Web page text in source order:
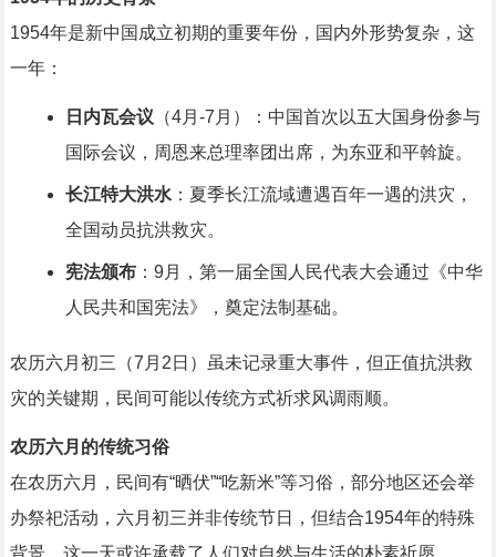
1954年是新中国成立初期的重要年份，国内外形势复杂，这
一年：
日内瓦会议 （4月-7月）：中国首次以五大国身份参与
国际会议，周恩来总理率团出席，为东亚和平斡旋。
长江特大洪水：夏季长江流域遭遇百年一遇的洪灾，
全国动员抗洪救灾。
宪法颁布：9月，第一届全国人民代表大会通过《中华
人民共和国宪法》，奠定法制基础。
农历六月初三（7月2日）虽未记录重大事件，但正值抗洪救
灾的关键期，民间可能以传统方式祈求风调雨顺。
农历六月的传统习俗
在农历六月，民间有“晒伏”“吃新米”等习俗，部分地区还会举
办祭祀活动，六月初三并非传统节日，但结合1954年的特殊